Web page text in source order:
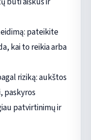
pateikite
kai to reikia arba
riziką: aukštos
paskyros
patvirtinimų ir